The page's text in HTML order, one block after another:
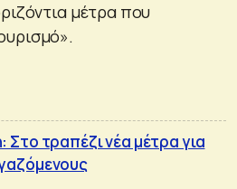
μέτρα που
Στο τραπέζι νέα μέτρα για